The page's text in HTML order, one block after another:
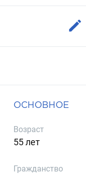
ОСНОВНОЕ
Возраст
55 лет
Гражданство